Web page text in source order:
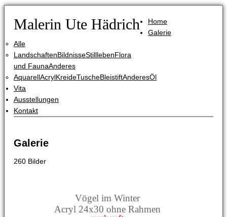
Malerin Ute Hädrich
Home
Galerie
Alle
LandschaftenBildnisseStilllebenFlora
und FaunaAnderes
AquarellAcrylKreideTuscheBleistiftAnderesÖl
Vita
Ausstellungen
Kontakt
Galerie
260 Bilder
Vögel im Winter
Acryl 24x30 ohne Rahmen